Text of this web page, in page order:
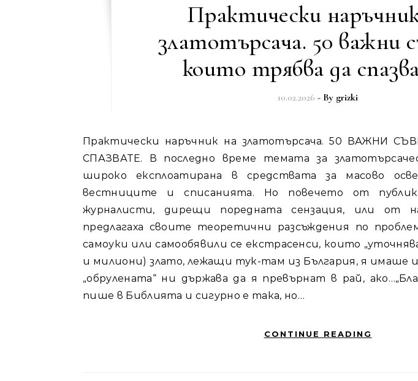
Практически
златотърсача. 50 важни
които трябва да
10.02.2026 - By grizki
Практически наръчник на златотърсача. 50 ВАЖНИ СЪВЕТА КОИТО ТРЯБВА ДА
СПАЗВАТЕ. В последно време темата за
широко експлоатирана в средствата за масово
вестниците и списанията. Но повечето от
журналисти, дирещи поредната сензация, или от
предлагаха своите теоретични разсъждения по
самоуки или самообявили се екстрасенси, които
и милиони) злато, лежащи тук-там из България, я имаше
„обрулената“ ни държава да я превърнат в рай,
пише в Библията и сигурно е така, но…
CONTINUE READING